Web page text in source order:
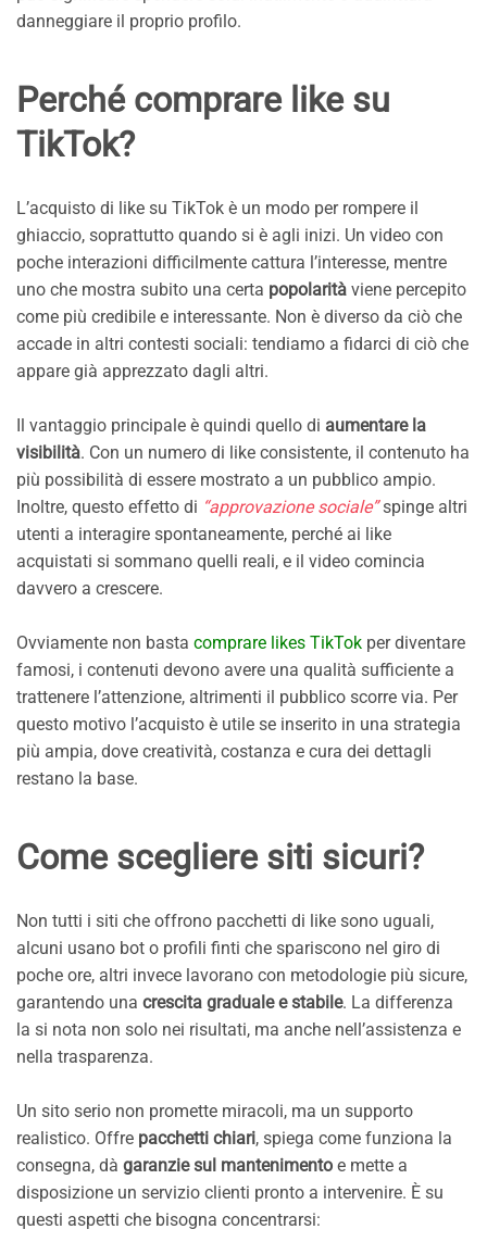
danneggiare il proprio profilo.
Perché comprare like su
TikTok?
L’acquisto di like su TikTok è un modo per rompere il
ghiaccio, soprattutto quando si è agli inizi. Un video con
poche interazioni difficilmente cattura l’interesse, mentre
uno che mostra subito una certa popolarità viene percepito
come più credibile e interessante. Non è diverso da ciò che
accade in altri contesti sociali: tendiamo a fidarci di ciò che
appare già apprezzato dagli altri.
Il vantaggio principale è quindi quello di aumentare la
visibilità. Con un numero di like consistente, il contenuto ha
più possibilità di essere mostrato a un pubblico ampio.
Inoltre, questo effetto di “approvazione sociale”spinge altri
utenti a interagire spontaneamente, perché ai like
acquistati si sommano quelli reali, e il video comincia
davvero a crescere.
Ovviamente non basta comprare likes TikTok per diventare
famosi, i contenuti devono avere una qualità sufficiente a
trattenere l’attenzione, altrimenti il pubblico scorre via. Per
questo motivo l’acquisto è utile se inserito in una strategia
più ampia, dove creatività, costanza e cura dei dettagli
restano la base.
Come scegliere siti sicuri?
Non tutti i siti che offrono pacchetti di like sono uguali,
alcuni usano bot o profili finti che spariscono nel giro di
poche ore, altri invece lavorano con metodologie più sicure,
garantendo una crescita graduale e stabile. La differenza
la si nota non solo nei risultati, ma anche nell’assistenza e
nella trasparenza.
Un sito serio non promette miracoli, ma un supporto
realistico. Offre pacchetti chiari, spiega come funziona la
consegna, dà garanzie sul mantenimento e mette a
disposizione un servizio clienti pronto a intervenire. È su
questi aspetti che bisogna concentrarsi: